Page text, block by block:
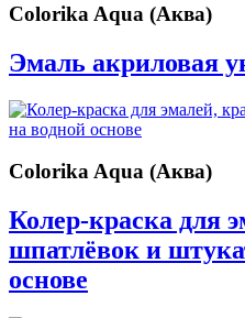
Colorika Aqua (Аква)
Эмаль акриловая
Colorika Aqua (Аква)
Колер-краска для
шпатлёвок и
основе